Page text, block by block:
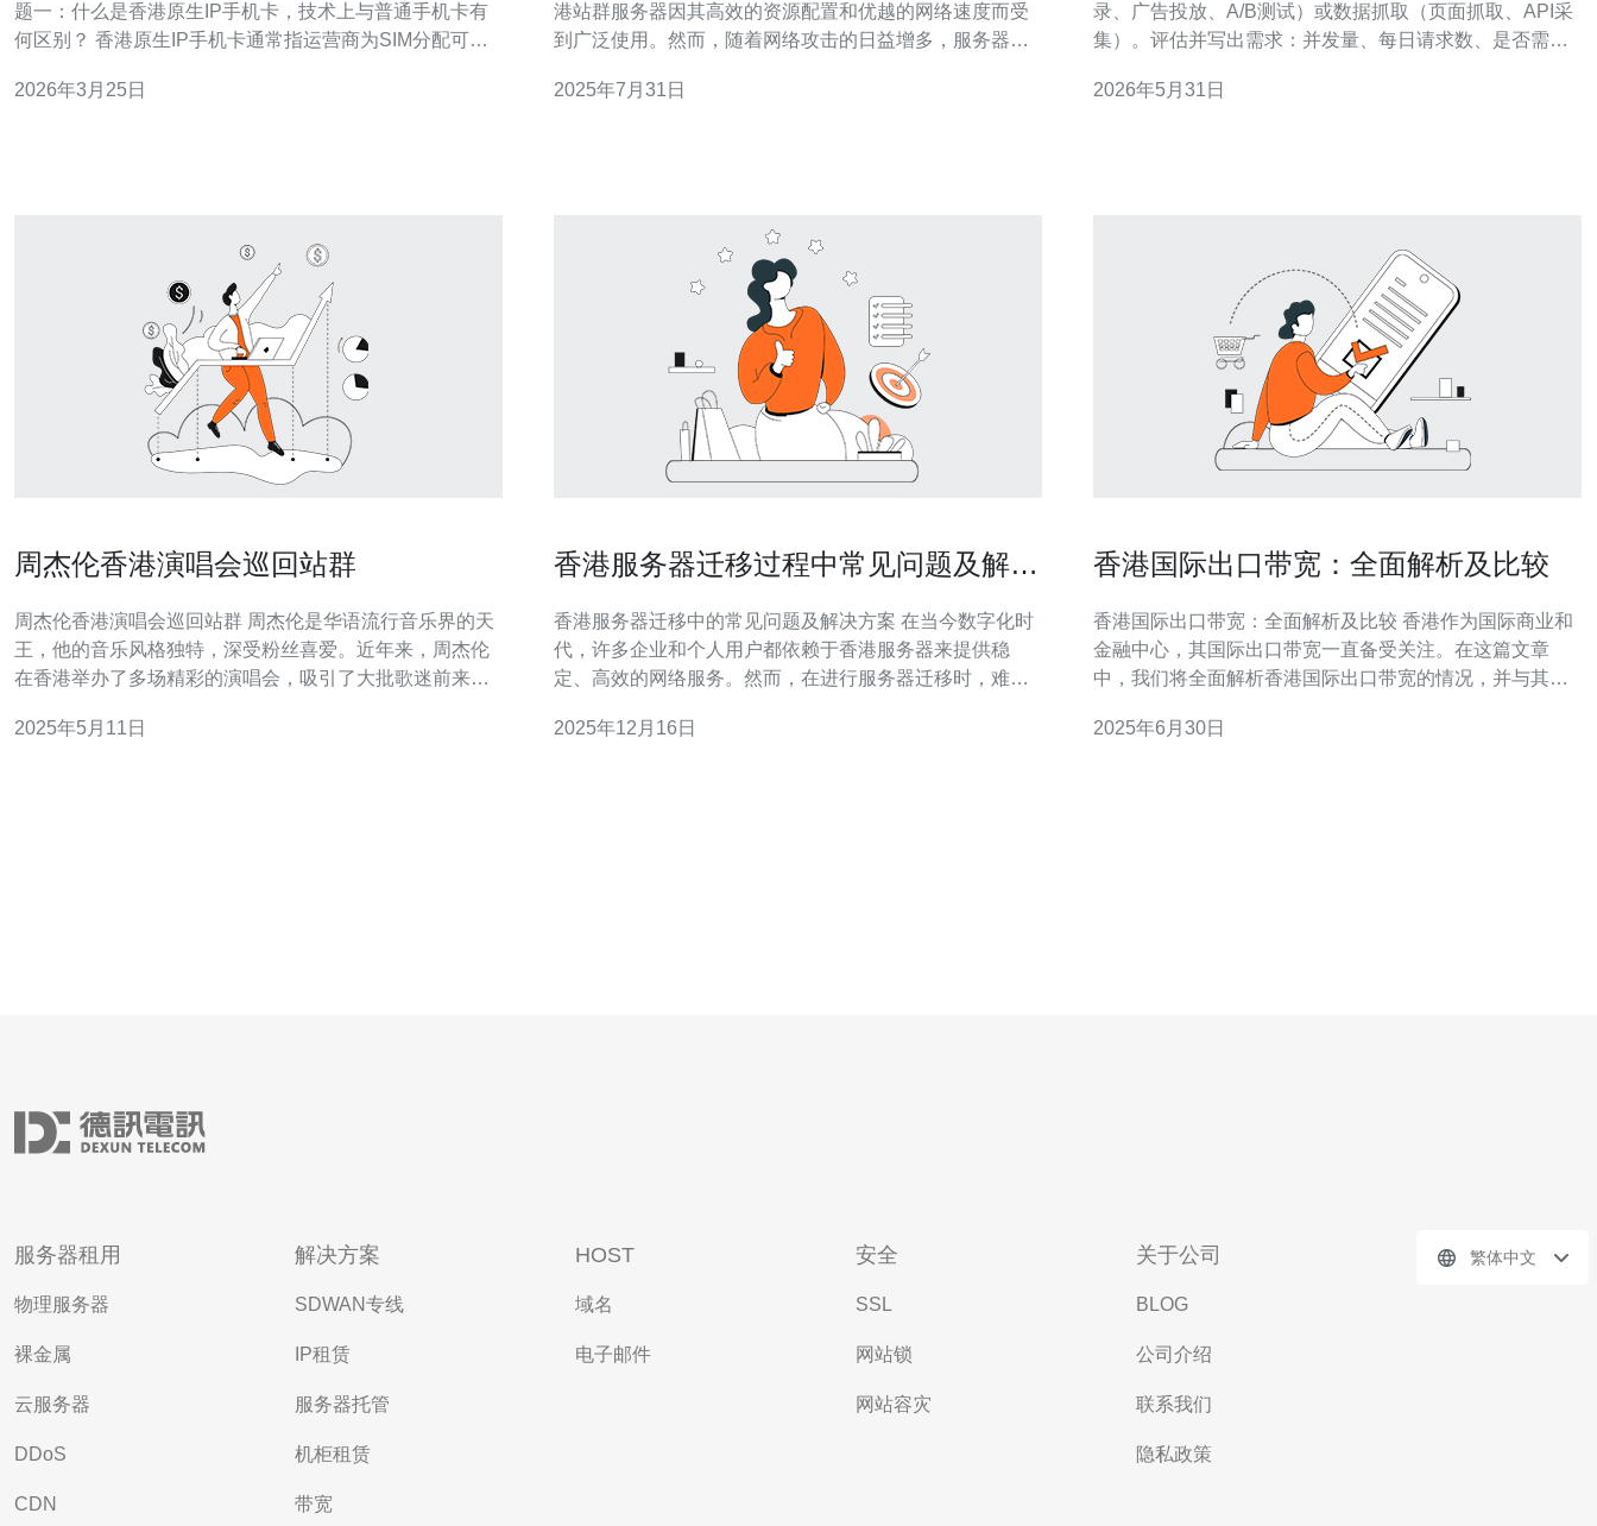
题一：什么是香港原生IP手机卡，技术上与普通手机卡有
何区别？ 香港原生IP手机卡通常指运营商为SIM分配可被
IP）。技术区别在于：普通卡常通过运营商NAT/CGNAT上
2026年3月25日
港站群服务器因其高效的资源配置和优越的网络速度而受
到广泛使用。然而，随着网络攻击的日益增多，服务器的
安全性，并给出相关的最佳实践，帮助用户保护自己的数
2025年7月31日
录、广告投放、A/B测试）或数据抓取（页面抓取、API采
集）。评估并写出需求：并发量、每日请求数、是否需要
口）。这些决定带宽、并发端口数与认证方式。 2. 选择IP
2026年5月31日
周杰伦香港演唱会巡回站群
周杰伦香港演唱会巡回站群 周杰伦是华语流行音乐界的天
王，他的音乐风格独特，深受粉丝喜爱。近年来，周杰伦
在香港举办了多场精彩的演唱会，吸引了大批歌迷前来观
闻名。他不仅能够唱歌，还能够弹琴、rap等多种才艺，将
2025年5月11日
香港服务器迁移过程中常见问题及解决
香港服务器迁移中的常见问题及解决方案 在当今数字化时
代，许多企业和个人用户都依赖于香港服务器来提供稳
定、高效的网络服务。然而，在进行服务器迁移时，难免
个问题及其解决方法，帮助您顺利完成迁移，确保数据安
2025年12月16日
香港国际出口带宽：全面解析及比较
香港国际出口带宽：全面解析及比较 香港作为国际商业和
金融中心，其国际出口带宽一直备受关注。在这篇文章
中，我们将全面解析香港国际出口带宽的情况，并与其他
地位。 香港的国际出口带宽主要由香港电讯和其他网络运
2025年6月30日
服务器租用
物理服务器
裸金属
云服务器
DDoS
CDN
解决方案
SDWAN专线
IP租赁
服务器托管
机柜租赁
带宽
HOST
域名
电子邮件
安全
SSL
网站锁
网站容灾
关于公司
BLOG
公司介绍
联系我们
隐私政策
繁体中文